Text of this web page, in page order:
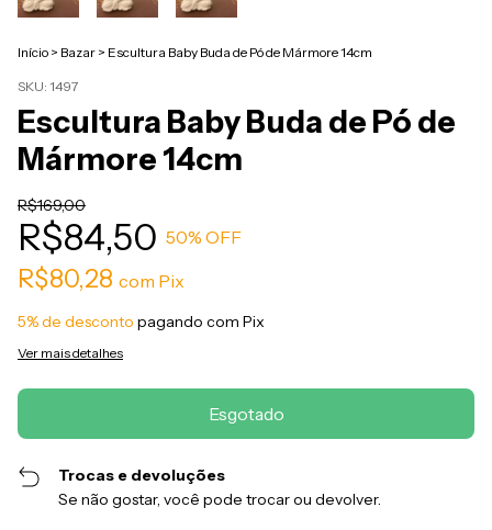
Início > Bazar > Escultura Baby Buda de Pó de Mármore 14cm
SKU: 1497
Escultura Baby Buda de Pó de
Mármore 14cm
R$169,00
R$84,50 50% OFF
R$80,28 com Pix
5% de desconto pagando com Pix
Ver mais detalhes
Trocas e devoluções
Se não gostar, você pode trocar ou devolver.